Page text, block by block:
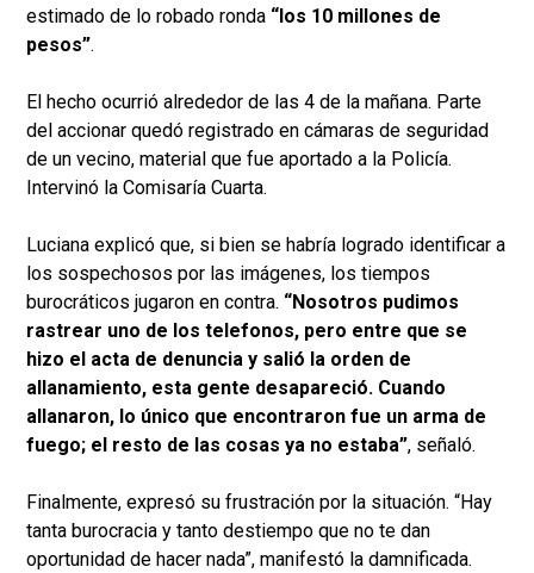
estimado de lo robado ronda “los 10 millones de
pesos”.
El hecho ocurrió alrededor de las 4 de la mañana. Parte
del accionar quedó registrado en cámaras de seguridad
de un vecino, material que fue aportado a la Policía.
Intervinó la Comisaría Cuarta.
Luciana explicó que, si bien se habría logrado identificar a
los sospechosos por las imágenes, los tiempos
burocráticos jugaron en contra. “Nosotros pudimos
rastrear uno de los telefonos, pero entre que se
hizo el acta de denuncia y salió la orden de
allanamiento, esta gente desapareció. Cuando
allanaron, lo único que encontraron fue un arma de
fuego; el resto de las cosas ya no estaba”, señaló.
Finalmente, expresó su frustración por la situación. “Hay
tanta burocracia y tanto destiempo que no te dan
oportunidad de hacer nada”, manifestó la damnificada.